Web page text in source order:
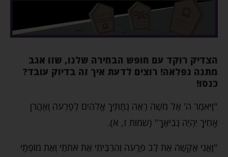
הצדיק רוקד עם חופש הבחירה שלנו, שזו אגב
מתנה נפלאה! רוצים לדעת איך זה בדיוק עובד?
כנסו!
"וַיֹּאמֶר ה' אֶל מֹשֶׁה רְאֵה נְתַתִּיךָ אֱלֹהִים לְפַרְעֹה וְאַהֲרֹן
אָחִיךָ יִהְיֶה נְבִיאֶךָ" (שמות ז, א).
"וַאֲנִי אַקְשֶׁה אֶת לֵב פַּרְעֹה וְהִרְבֵּיתִי אֶת אֹתֹתַי וְאֶת מוֹפְתַי